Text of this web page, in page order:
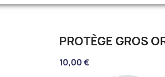
PROTÈGE GROS
10,00 €